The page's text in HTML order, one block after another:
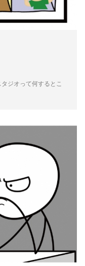
ジオって何するとこ